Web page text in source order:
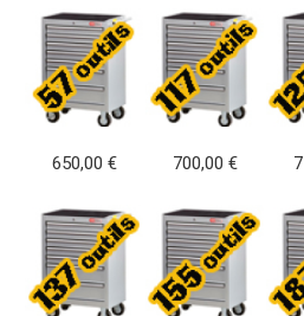
650,00 € 700,00 €